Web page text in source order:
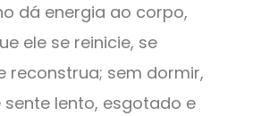
dá energia ao corpo,
ele se reinicie, se
reconstrua; sem dormir,
sente lento, esgotado e